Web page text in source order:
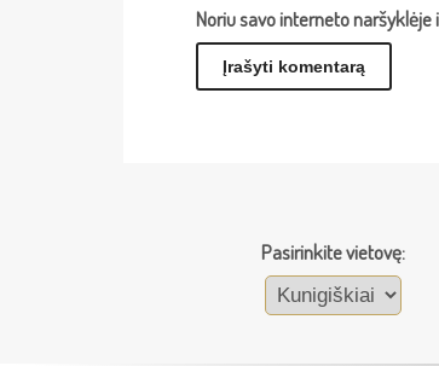
Noriu savo interneto
Pasirinkite vietovę: